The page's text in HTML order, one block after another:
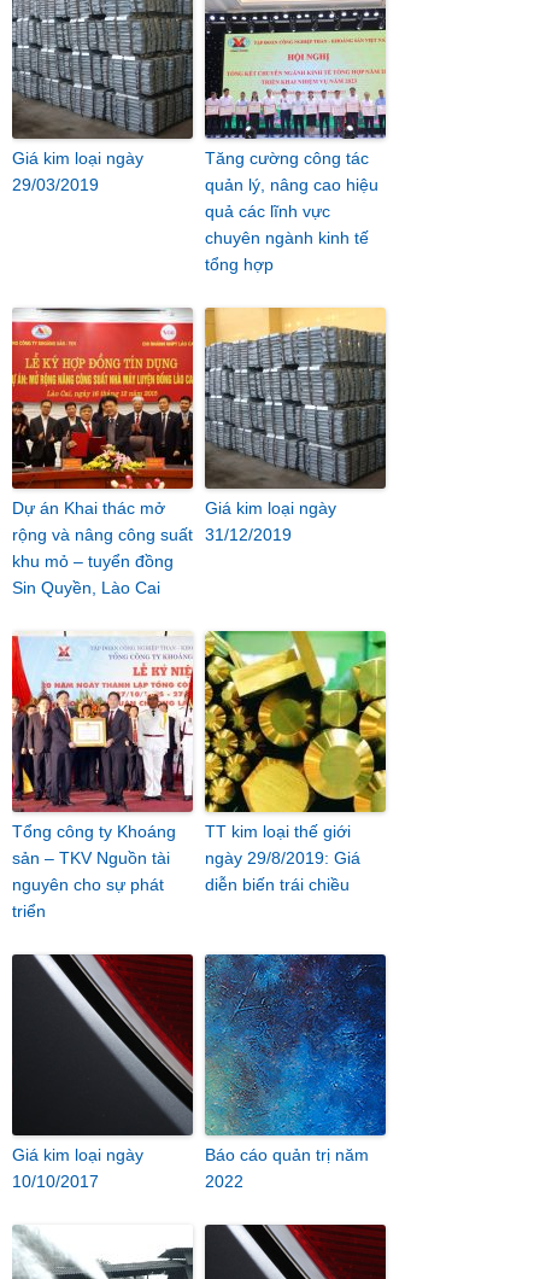
Giá kim loại ngày
29/03/2019
Tăng cường công tác
quản lý, nâng cao hiệu
quả các lĩnh vực
chuyên ngành kinh tế
tổng hợp
Dự án Khai thác mở
rộng và nâng công suất
khu mỏ – tuyển đồng
Sin Quyền, Lào Cai
Giá kim loại ngày
31/12/2019
Tổng công ty Khoáng
sản – TKV Nguồn tài
nguyên cho sự phát
triển
TT kim loại thế giới
ngày 29/8/2019: Giá
diễn biến trái chiều
Giá kim loại ngày
10/10/2017
Báo cáo quản trị năm
2022